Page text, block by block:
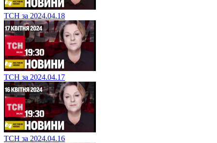
ТСН за 2024.04.18
ТСН за 2024.04.17
ТСН за 2024.04.16